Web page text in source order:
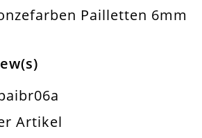
Pailletten 6mm
Artikel